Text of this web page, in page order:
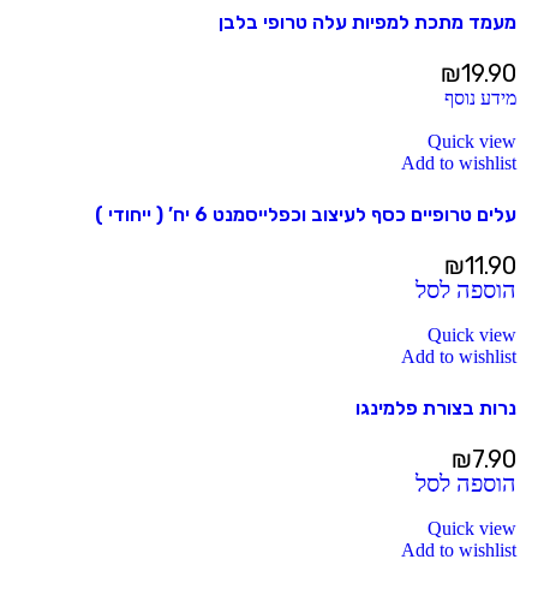
מעמד מתכת למפיות עלה טרופי בלבן
₪19.90
מידע נוסף
Quick view
Add to wishlist
עלים טרופיים כסף לעיצוב וכפלייסמנט 6 יח’ ( ייחודי )
₪11.90
הוספה לסל
Quick view
Add to wishlist
נרות בצורת פלמינגו
₪7.90
הוספה לסל
Quick view
Add to wishlist